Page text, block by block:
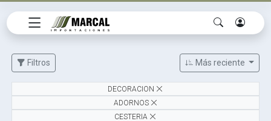
Filtros Más reciente
DECORACION
ADORNOS
CESTERIA